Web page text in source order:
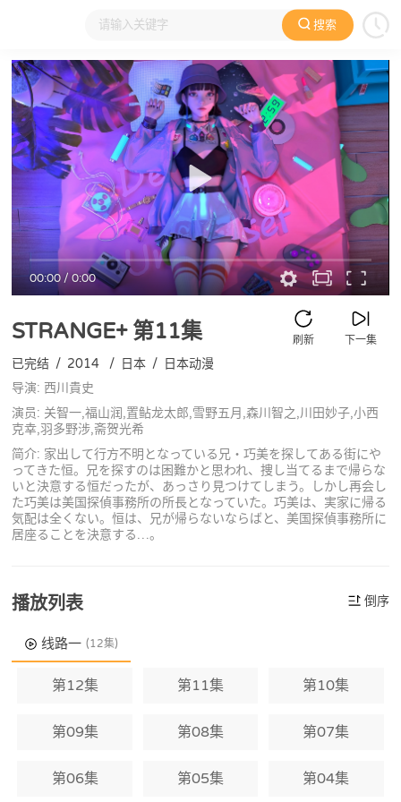
搜索
大家在看 日本动漫 国产动漫 欧美动漫 动漫电影
00:00/0:00
STRANGE+第11集 下一集
刷新
已完结 / 2014 / 日本 / 日本动漫
导演: 西川貴史
演员: 关智一,福山润,置鲇龙太郎,雪野五月,森川智之,川田妙子,小西
克幸,羽多野涉,斋贺光希
简介: 家出して行方不明となっている兄・巧美を探してある街にや
ってきた恒。兄を探すのは困難かと思われ、捜し当てるまで帰らな
いと決意する恒だったが、あっさり見つけてしまう。しかし再会し
た巧美は美国探偵事務所の所長となっていた。巧美は、実家に帰る
気配は全くない。恒は、兄が帰らないならばと、美国探偵事務所に
居座ることを決意する…。
播放列表 倒序
线路一 (12集)
第12集 第11集 第10集
第09集 第08集 第07集
第06集 第05集 第04集